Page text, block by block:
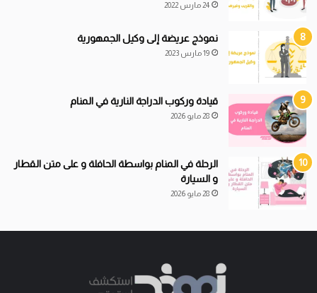
24 مارس 2022
نموذج عريضة إلى وكيل الجمهورية
19 مارس 2023
قيادةوركوب الدراجة النارية في المنام
28 مايو 2026
الرحلة في المنام بواسطة الحافلة و على متن القطار
و السيارة
28 مايو 2026